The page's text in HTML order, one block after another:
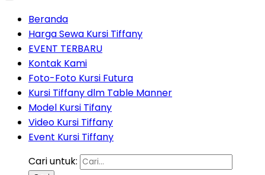
Beranda
Harga Sewa Kursi Tiffany
EVENT TERBARU
Kontak Kami
Foto-Foto Kursi Futura
Kursi Tiffany dlm Table Manner
Model Kursi Tifany
Video Kursi Tiffany
Event Kursi Tiffany
Cari untuk: